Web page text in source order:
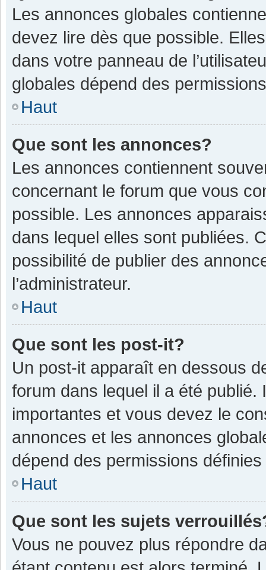
Les annonces globales
devez lire dès que possible.
dans votre panneau de
globales dépend des
Haut
Que sont les annonces?
Les annonces contiennent
concernant le forum que vous
possible. Les annonces
dans lequel elles sont publiées.
possibilité de publier des
l’administrateur.
Haut
Que sont les post-it?
Un post-it apparaît en dessous
forum dans lequel il a été
importantes et vous devez le
annonces et les annonces
dépend des permissions définies
Haut
Que sont les sujets
Vous ne pouvez plus répondre